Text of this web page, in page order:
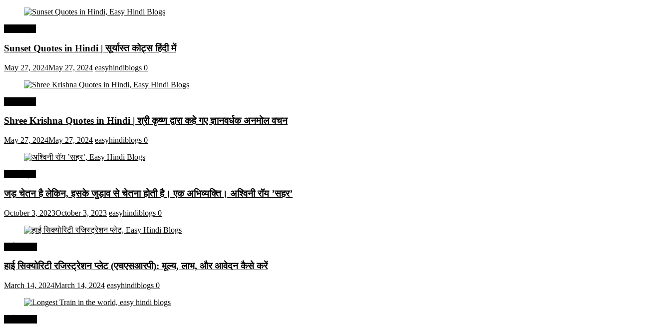
Sunset Quotes in Hindi | सूर्यास्त कोट्स हिंदी में
May 27, 2024May 27, 2024 easyhindiblogs 0
Shree Krishna Quotes in Hindi | श्री कृष्ण द्वारा कहे गए ज्ञानवर्धक अनमोल वचन
May 27, 2024May 27, 2024 easyhindiblogs 0
जड़ चेतन है लेकिन, इसके जुड़ाव से चेतना होती है। एक अभिव्यक्ति। अश्विनी रॉय ’सहर’
October 3, 2023October 3, 2023 easyhindiblogs 0
हाई सिक्योरिटी रजिस्ट्रेशन प्लेट (एचएसआरपी): मूल्य, लाभ, और आवेदन कैसे करें
March 14, 2024March 14, 2024 easyhindiblogs 0